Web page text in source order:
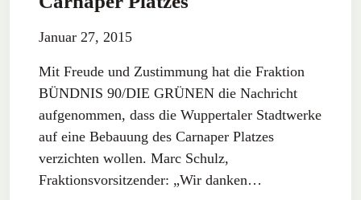
Januar 27, 2015
Mit Freude und Zustimmung hat die Fraktion
BÜNDNIS 90/DIE GRÜNEN die Nachricht
aufgenommen, dass die Wuppertaler Stadtwerke
auf eine Bebauung des Carnaper Platzes
verzichten wollen. Marc Schulz,
Fraktionsvorsitzender: „Wir danken…